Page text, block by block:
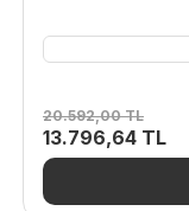
20.592,00TL
Orijinal
fiyat:
13.796,64 TL